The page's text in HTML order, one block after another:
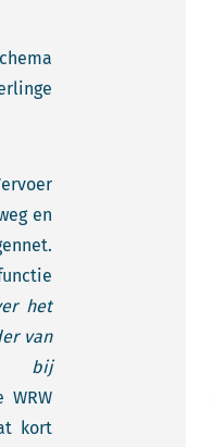
en
het
van
bij
kort